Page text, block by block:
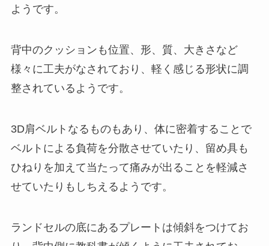
ようです。
背中のクッションも位置、形、質、大きさなど
様々に工夫がなされており、軽く感じる形状に調
整されているようです。
3D肩ベルトなるものもあり、体に密着することで
ベルトによる負荷を分散させていたり、留め具も
ひねりを加えて当たって痛みが出ることを軽減さ
せていたりもしちえるようです。
ランドセルの底にあるプレートは傾斜をつけてお